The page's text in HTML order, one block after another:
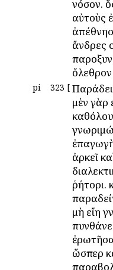
νόσον.
αὐτοὺς
ἄνδρες
pi 323 [
μὲν γὰρ
ἐπαγωγὴ
ἀρκεῖ
ῥήτορι.
μὴ εἴη
ὥσπερ